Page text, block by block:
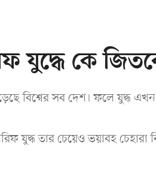
যুদ্ধে কে
বিশ্বের সব দেশ। ফলে যুদ্ধ
যুদ্ধ তার চেয়েও ভয়াবহ